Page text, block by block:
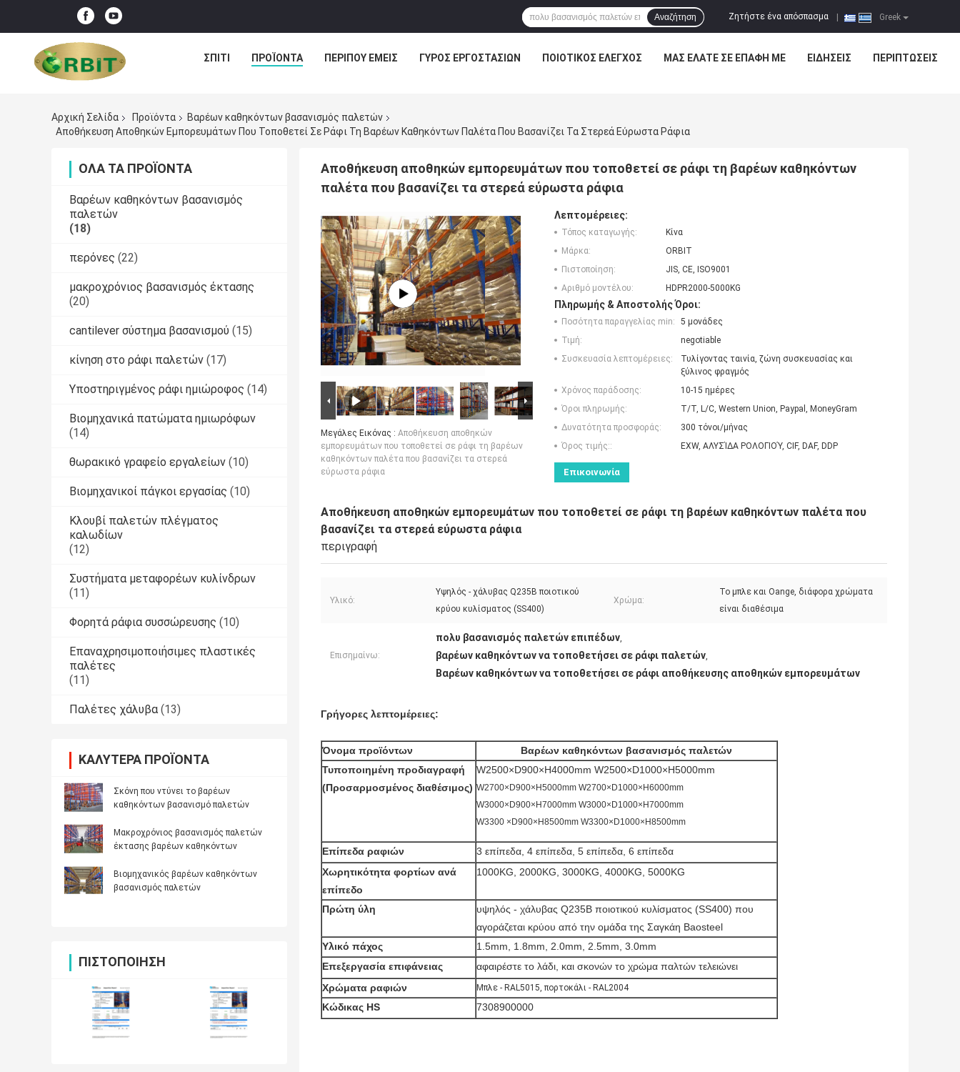
Greek
Ζητήστε ένα απόσπασμα
Αναζήτηση
ΣΠΊΤΙ ΠΡΟΪΌΝΤΑ ΠΕΡΊΠΟΥ ΕΜΕΊΣ ΓΎΡΟΣ ΕΡΓΟΣΤΑΣΊΩΝ ΠΟΙΟΤΙΚΌΣ ΈΛΕΓΧΟΣ ΜΑΣ ΕΛΆΤΕ ΣΕ ΕΠΑΦΉ ΜΕ ΕΙΔΉΣΕΙΣ ΠΕΡΙΠΤΏΣΕΙΣ
Αρχική Σελίδα Προϊόντα
Βαρέων καθηκόντων βασανισμός παλετών
Αποθήκευση Αποθηκών Εμπορευμάτων Που Τοποθετεί Σε Ράφι Τη Βαρέων Καθηκόντων Παλέτα Που Βασανίζει Τα Στερεά Εύρωστα Ράφια
ΌΛΑ ΤΑ ΠΡΟΪΌΝΤΑ
Βαρέων καθηκόντων βασανισμός
παλετών
(18)
περόνες (22)
μακροχρόνιος βασανισμός έκτασης
(20)
cantilever σύστημα βασανισμού (15)
κίνηση στο ράφι παλετών (17)
Υποστηριγμένος ράφι ημιώροφος (14)
Βιομηχανικά πατώματα ημιωρόφων
(14)
θωρακικό γραφείο εργαλείων (10)
Βιομηχανικοί πάγκοι εργασίας (10)
Κλουβί παλετών πλέγματος
καλωδίων
(12)
Συστήματα μεταφορέων κυλίνδρων
(11)
Φορητά ράφια συσσώρευσης (10)
Επαναχρησιμοποιήσιμες πλαστικές
παλέτες
(11)
Παλέτες χάλυβα (13)
ΚΑΛΎΤΕΡΑ ΠΡΟΪΌΝΤΑ
Σκόνη που ντύνει το βαρέων
καθηκόντων βασανισμό παλετών
Μακροχρόνιος βασανισμός παλετών
έκτασης βαρέων καθηκόντων
Βιομηχανικός βαρέων καθηκόντων
βασανισμός παλετών
ΠΙΣΤΟΠΟΊΗΣΗ
Αποθήκευση αποθηκών εμπορευμάτων που τοποθετεί σε ράφι τη βαρέων καθηκόντων
παλέτα που βασανίζει τα στερεά εύρωστα ράφια
Μεγάλες Εικόνας : Αποθήκευση αποθηκών
εμπορευμάτων που τοποθετεί σε ράφι τη βαρέων
καθηκόντων παλέτα που βασανίζει τα στερεά
εύρωστα ράφια
Λεπτομέρειες:
Τόπος καταγωγής:
Κίνα
Μάρκα:
ORBIT
Πιστοποίηση:
JIS, CE, ISO9001
Αριθμό μοντέλου:
HDPR2000-5000KG
Πληρωμής & Αποστολής Όροι:
Ποσότητα παραγγελίας min:
5 μονάδες
Τιμή:
negotiable
Συσκευασία λεπτομέρειες:
Τυλίγοντας ταινία, ζώνη συσκευασίας και
ξύλινος φραγμός
Χρόνος παράδοσης:
10-15 ημέρες
Όροι πληρωμής:
T/T, L/C, Western Union, Paypal, MoneyGram
Δυνατότητα προσφοράς:
300 τόνοι/μήνας
Όρος τιμής::
EXW, ΑΛΥΣΊΔΑ ΡΟΛΟΓΙΟΎ, CIF, DAF, DDP
Επικοινωνία
Αποθήκευση αποθηκών εμπορευμάτων που τοποθετεί σε ράφι τη βαρέων καθηκόντων παλέτα που
βασανίζει τα στερεά εύρωστα ράφια
περιγραφή
Υλικό:
Υψηλός - χάλυβας Q235B ποιοτικού
κρύου κυλίσματος (SS400)
Χρώμα:
Το μπλε και Oange, διάφορα χρώματα
είναι διαθέσιμα
Επισημαίνω:
πολυ βασανισμός παλετών επιπέδων
βαρέων καθηκόντων να τοποθετήσει σε ράφι παλετών
Βαρέων καθηκόντων να τοποθετήσει σε ράφι αποθήκευσης αποθηκών εμπορευμάτων
Γρήγορες λεπτομέρειες:
Όνομα προϊόντων
Βαρέων καθηκόντων βασανισμός παλετών
Τυποποιημένη προδιαγραφή
(Προσαρμοσμένος διαθέσιμος)
W2500×D900×H4000mm W2500×D1000×H5000mm
W2700×D900×H5000mm W2700×D1000×H6000mm
W3000×D900×H7000mm W3000×D1000×H7000mm
W3300 ×D900×H8500mm W3300×D1000×H8500mm
Επίπεδα ραφιών
3 επίπεδα, 4 επίπεδα, 5 επίπεδα, 6 επίπεδα
Χωρητικότητα φορτίων ανά
επίπεδο
1000KG, 2000KG, 3000KG, 4000KG, 5000KG
Πρώτη ύλη
υψηλός - χάλυβας Q235B ποιοτικού κυλίσματος (SS400) που
αγοράζεται κρύου από την ομάδα της Σαγκάη Baosteel
Υλικό πάχος
1.5mm, 1.8mm, 2.0mm, 2.5mm, 3.0mm
Επεξεργασία επιφάνειας
αφαιρέστε το λάδι, και σκονών το χρώμα παλτών τελειώνει
Χρώματα ραφιών
Μπλε - RAL5015, πορτοκάλι - RAL2004
Κώδικας HS 7308900000